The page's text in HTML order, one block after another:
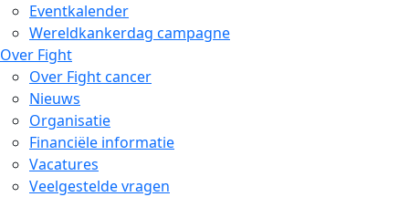
Eventkalender
Wereldkankerdag campagne
Over Fight
Over Fight cancer
Nieuws
Organisatie
Financiële informatie
Vacatures
Veelgestelde vragen